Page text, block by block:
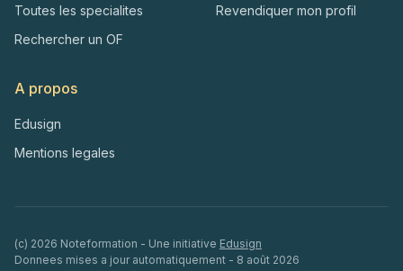
Toutes les specialites
Rechercher un OF
Revendiquer mon profil
A propos
Edusign
Mentions legales
(c) 2026 Noteformation - Une initiative Edusign
Donnees mises a jour automatiquement - 8 août 2026